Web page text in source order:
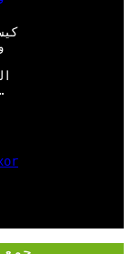
التي يجب